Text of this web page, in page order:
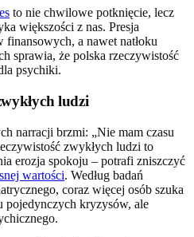
to nie chwilowe potknięcie, lecz
większości z nas. Presja
a nawet natłoku
sprawia, że polska rzeczywistość
psychiki.
ludzi
narracji brzmi: „Nie mam czasu
zwykłych ludzi to
erozja spokoju – potrafi zniszczyć
wartości. Według badań
coraz więcej osób szuka
kryzysów, ale